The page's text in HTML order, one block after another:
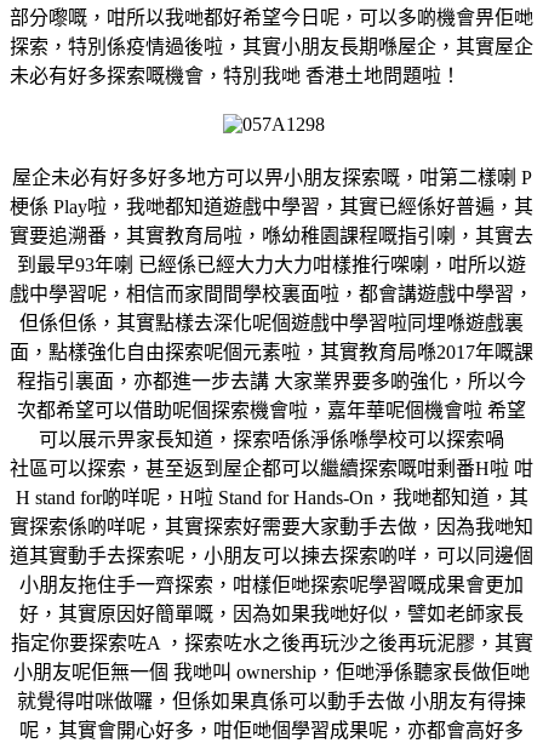
部分嚟嘅，咁所以我哋都好希望今日呢，可以多啲機會畀佢哋
探索，特別係疫情過後啦，其實小朋友長期喺屋企，其實屋企
未必有好多探索嘅機會，特別我哋 香港土地問題啦！
屋企未必有好多好多地方可以畀小朋友探索嘅，咁第二樣喇 P
梗係 Play啦，我哋都知道遊戲中學習，其實已經係好普遍，其
實要追溯番，其實教育局啦，喺幼稚園課程嘅指引喇，其實去
到最早93年喇 已經係已經大力大力咁樣推行㗎喇，咁所以遊
戲中學習呢，相信而家間間學校裏面啦，都會講遊戲中學習，
但係但係，其實點樣去深化呢個遊戲中學習啦同埋喺遊戲裏
面，點樣強化自由探索呢個元素啦，其實教育局喺2017年嘅課
程指引裏面，亦都進一步去講 大家業界要多啲強化，所以今
次都希望可以借助呢個探索機會啦，嘉年華呢個機會啦 希望
可以展示畀家長知道，探索唔係淨係喺學校可以探索喎
社區可以探索，甚至返到屋企都可以繼續探索嘅咁剩番H啦 咁
H stand for啲咩呢，H啦 Stand for Hands-On，我哋都知道，其
實探索係啲咩呢，其實探索好需要大家動手去做，因為我哋知
道其實動手去探索呢，小朋友可以揀去探索啲咩，可以同邊個
小朋友拖住手一齊探索，咁樣佢哋探索呢學習嘅成果會更加
好，其實原因好簡單嘅，因為如果我哋好似，譬如老師家長
指定你要探索咗A ，探索咗水之後再玩沙之後再玩泥膠，其實
小朋友呢佢無一個 我哋叫 ownership，佢哋淨係聽家長做佢哋
就覺得咁咪做囉，但係如果真係可以動手去做 小朋友有得揀
呢，其實會開心好多，咁佢哋個學習成果呢，亦都會高好多